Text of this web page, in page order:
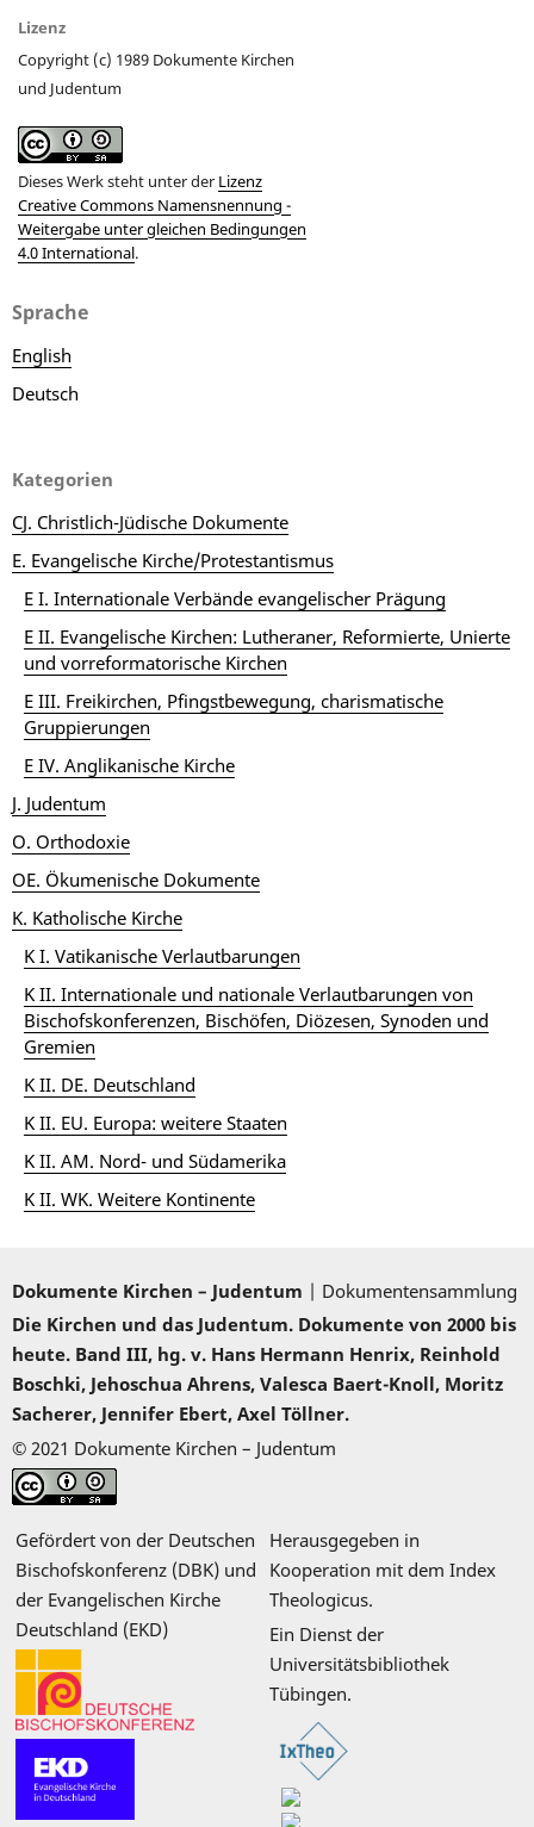
Lizenz
Copyright (c) 1989 Dokumente Kirchen
und Judentum
Dieses Werk steht unter der Lizenz
Creative Commons Namensnennung -
Weitergabe unter gleichen Bedingungen
4.0 International.
Sprache
English
Deutsch
Kategorien
CJ. Christlich-Jüdische Dokumente
E. Evangelische Kirche/Protestantismus
E I. Internationale Verbände evangelischer Prägung
E II. Evangelische Kirchen: Lutheraner, Reformierte, Unierte
und vorreformatorische Kirchen
E III. Freikirchen, Pfingstbewegung, charismatische
Gruppierungen
E IV. Anglikanische Kirche
J. Judentum
O. Orthodoxie
OE. Ökumenische Dokumente
K. Katholische Kirche
K I. Vatikanische Verlautbarungen
K II. Internationale und nationale Verlautbarungen von
Bischofskonferenzen, Bischöfen, Diözesen, Synoden und
Gremien
K II. DE. Deutschland
K II. EU. Europa: weitere Staaten
K II. AM. Nord- und Südamerika
K II. WK. Weitere Kontinente
Dokumente Kirchen – Judentum | Dokumentensammlung
Die Kirchen und das Judentum. Dokumente von 2000 bis
heute. Band III, hg. v. Hans Hermann Henrix, Reinhold
Boschki, Jehoschua Ahrens, Valesca Baert-Knoll, Moritz
Sacherer, Jennifer Ebert, Axel Töllner.
© 2021 Dokumente Kirchen – Judentum
Gefördert von der Deutschen
Bischofskonferenz (DBK) und
der Evangelischen Kirche
Deutschland (EKD)
Herausgegeben in
Kooperation mit dem Index
Theologicus.
Ein Dienst der
Universitätsbibliothek
Tübingen.